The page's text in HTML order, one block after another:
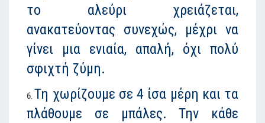
το αλεύρι χρειάζεται,
ανακατεύοντας συνεχώς, μέχρι να
γίνει μια ενιαία, απαλή, όχι πολύ
σφιχτή ζύμη.
Τη χωρίζουμε σε 4 ίσα μέρη και τα
πλάθουμε σε μπάλες. Την κάθε